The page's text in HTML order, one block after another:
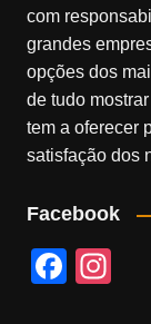
com
grandes
opções dos
de tudo
tem a oferecer
satisfação dos
Facebook
F